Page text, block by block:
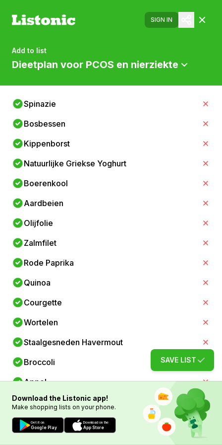
SIGN IN
Add to list
Dieetplan voor PCOS en nierziekte
Spinazie
Bosbessen
Kippenborst
Natuurlijke Griekse Yoghurt
Boerenkool
Aardbeien
Olijfolie
Zalmfilet
Rode Paprika
Quinoa
Courgette
Wortelen
Staalgesneden Havermout
Broccoli
Appel
Bruine Rijst
Groene Bonen
SAVE LIST
Download the Listonic app!
Make shopping lists on your phone.
Get it on
Google Play
Download on the
App Store